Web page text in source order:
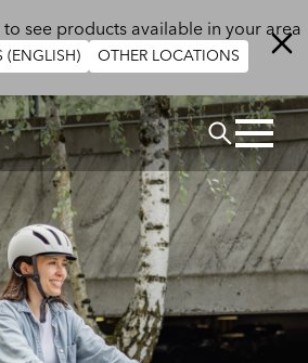
see products available in your area
(ENGLISH) OTHER LOCATIONS
Rechercher